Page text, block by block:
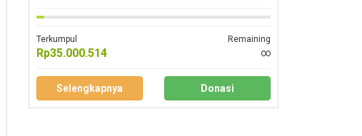
Terkumpul
Rp35.000.514
Remaining
∞
Selengkapnya Donasi